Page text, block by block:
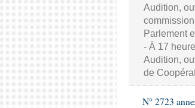
Audition,
Parlement
- À 17
Audition,
de
N° 2723